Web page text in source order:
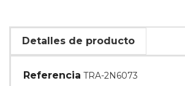
Detalles de producto
Referencia TRA-2N6073